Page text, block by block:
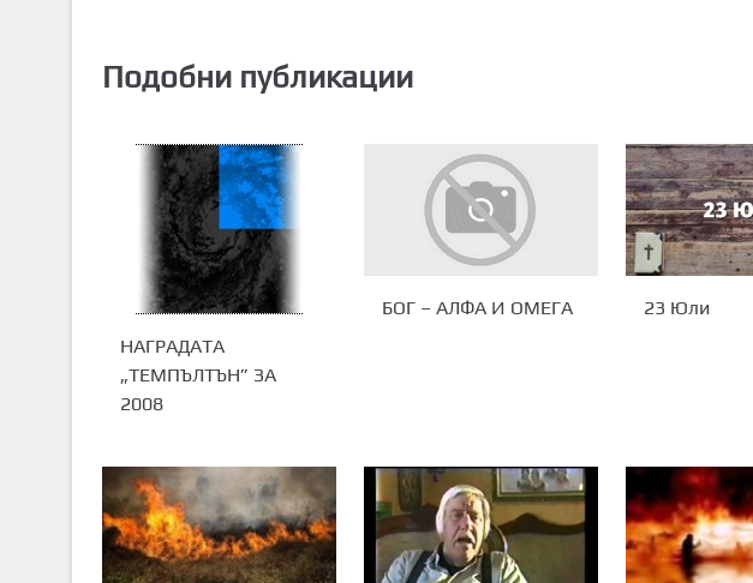
Подобни публикации
НАГРАДАТА
„ТЕМПЪЛТЪН” ЗА
2008
БОГ – АЛФА И ОМЕГА 23 Юли